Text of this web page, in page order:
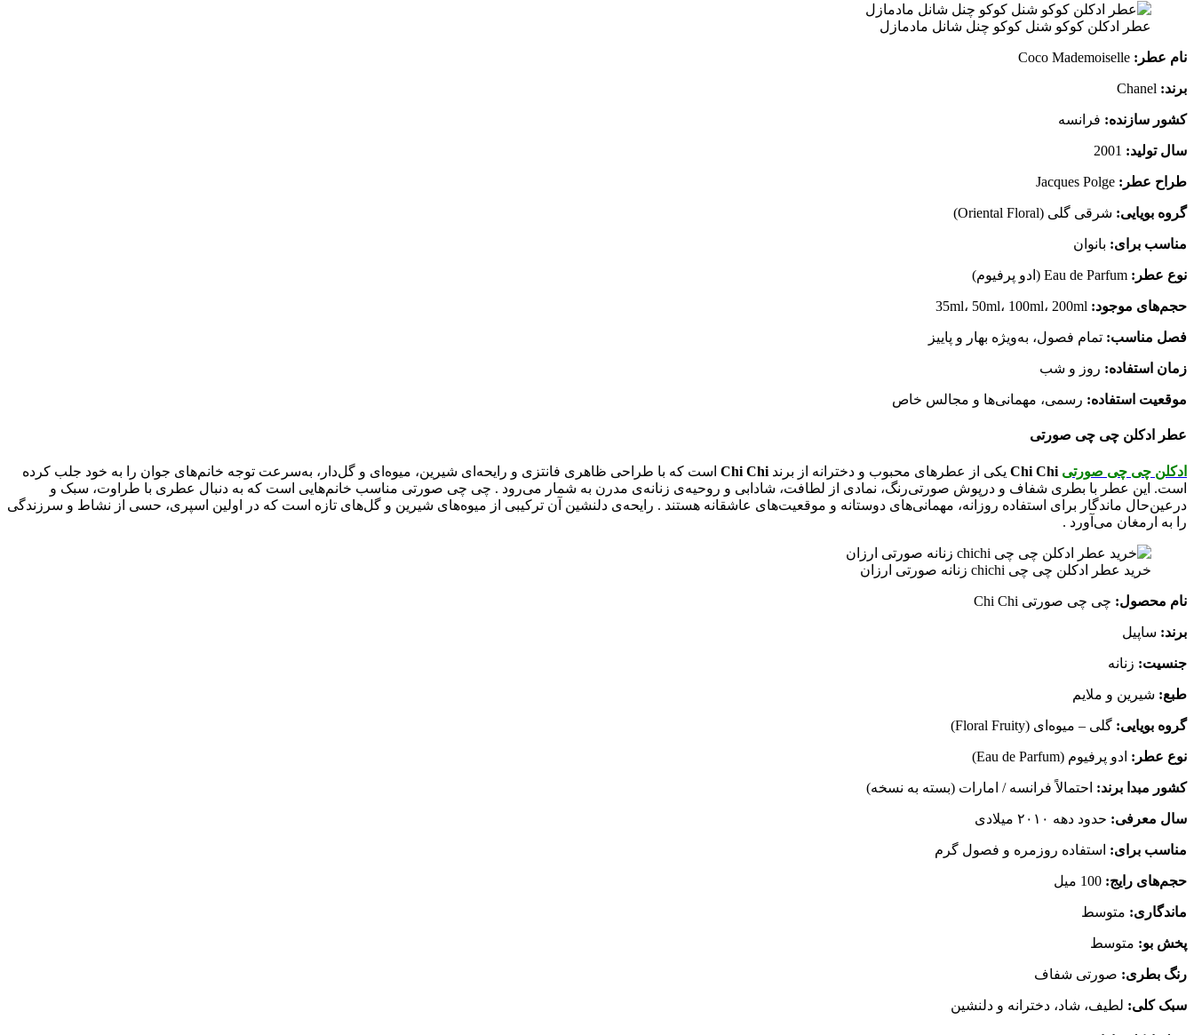
عطر ادکلن کوکو شنل کوکو چنل شانل مادمازل
نام عطر:
برند:
کشور سازنده: فرانسه
سال تولید:
طراح عطر:
گروه بویایی: شرقی گلی (Oriental Floral)
مناسب برای: بانوان
نوع عطر:
حجم‌های موجود:
فصل مناسب: تمام فصول، به‌ویژه بهار و پاییز
زمان استفاده: روز و شب
موقعیت استفاده: رسمی، مهمانی‌ها و مجالس خاص
عطر ادکلن چی چی صورتی
ادکلن چی چی صورتی یکی از عطرهای محبوب و دخترانه از برند Chi Chi است که با طراحی ظاهری فانتزی و رایحه‌ای شیرین، میوه‌ای و گل‌دار، به‌سرعت توجه خانم‌های جوان را به خود جلب کرده
است. این عطر با بطری شفاف و درپوش صورتی‌رنگ، نمادی از لطافت، شادابی و روحیه‌ی زنانه‌ی مدرن به شمار می‌رود . چی چی صورتی مناسب خانم‌هایی است که به دنبال عطری با طراوت، سبک و
درعین‌حال ماندگار برای استفاده روزانه، مهمانی‌های دوستانه و موقعیت‌های عاشقانه هستند . رایحه‌ی دلنشین آن ترکیبی از میوه‌های شیرین و گل‌های تازه است که در اولین اسپری، حسی از نشاط و سرزندگی
را به ارمغان می‌آورد .
خرید عطر ادکلن چی چی chichi زنانه صورتی ارزان
نام محصول: چی چی صورتی Chi Chi
برند: ساپیل
جنسیت: زنانه
طبع: شیرین و ملایم
گروه بویایی: گلی – میوه‌ای (Floral Fruity)
نوع عطر: ادو پرفیوم (Eau de Parfum)
کشور مبدا برند: احتمالاً فرانسه / امارات (بسته به نسخه)
سال معرفی: حدود دهه ۲۰۱۰ میلادی
مناسب برای: استفاده روزمره و فصول گرم
حجم‌های رایج:
ماندگاری: متوسط
پخش بو: متوسط
رنگ بطری: صورتی شفاف
سبک کلی: لطیف، شاد، دخترانه و دلنشین